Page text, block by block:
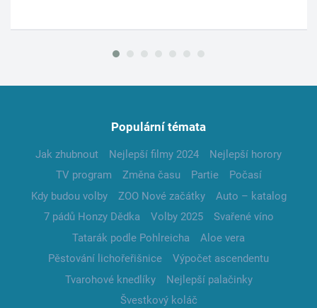
Populární témata
Jak zhubnout Nejlepší filmy 2024
Nejlepší horory
TV program
Změna času Partie
Počasí
Kdy budou volby
ZOO Nové začátky
Auto – katalog
7 pádů Honzy Dědka
Volby 2025
Svařené víno
Tatarák podle Pohlreicha
Aloe vera
Pěstování lichořeřišnice
Výpočet ascendentu
Tvarohové knedlíky
Nejlepší palačinky
Švestkový koláč